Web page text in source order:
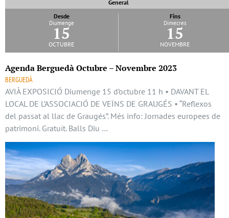
General
Desde
Diumenge
15
octubre
Fins
Dimecres
15
novembre
Agenda Berguedà Octubre – Novembre 2023
BERGUEDÀ
AVIÀ EXPOSICIÓ Diumenge 15 d’octubre 11 h • DAVANT EL
LOCAL DE L’ASSOCIACIÓ DE VEÏNS DE GRAUGÉS • “Reflexos
del passat al llac de Graugés”. Més info: Jornades europees de
patrimoni. Gratuït. Balls Diu …